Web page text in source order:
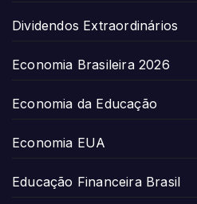
Dividendos Extraordinários
Economia Brasileira 2026
Economia da Educação
Economia EUA
Educação Financeira Brasil